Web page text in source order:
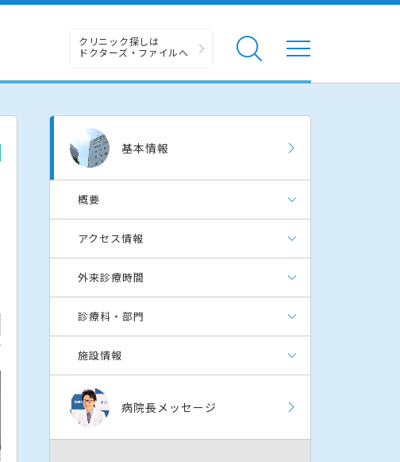
クリニック探しは
ドクターズ・ファイルへ
基本情報
概要
アクセス情報
外来診療時間
診療科・部門
施設情報
病院長メッセージ